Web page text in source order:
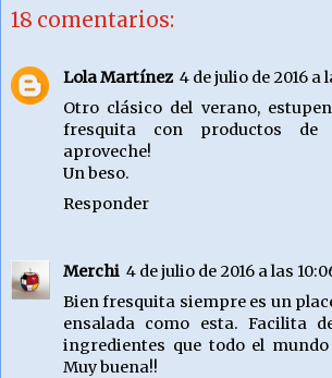
18 comentarios:
Lola Martínez 4 de julio de 2016 a
Otro clásico del verano,
fresquita con productos de
aproveche!
Un beso.
Responder
Merchi 4 de julio de 2016 a las
Bien fresquita siempre es un
ensalada como esta. Facilita
ingredientes que todo el
Muy buena!!